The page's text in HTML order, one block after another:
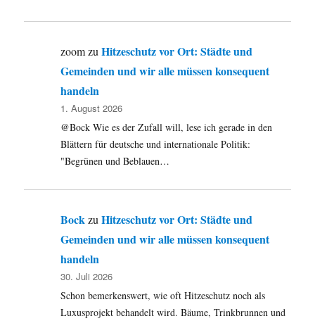
zoomzuHitzeschutz vor Ort: Städte und
Gemeinden und wir alle müssen konsequent
handeln
1. August 2026
@Bock Wie es der Zufall will, lese ich gerade in den
Blättern für deutsche und internationale Politik:
"Begrünen und Beblauen…
Bock zuHitzeschutz vor Ort: Städte und
Gemeinden und wir alle müssen konsequent
handeln
30. Juli 2026
Schon bemerkenswert, wie oft Hitzeschutz noch als
Luxusprojekt behandelt wird. Bäume, Trinkbrunnen und